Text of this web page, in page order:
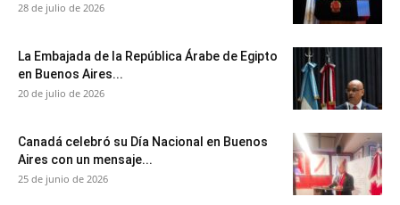
28 de julio de 2026
La Embajada de la República Árabe de Egipto
en Buenos Aires...
20 de julio de 2026
Canadá celebró su Día Nacional en Buenos
Aires con un mensaje...
25 de junio de 2026